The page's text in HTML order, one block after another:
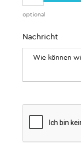
optional
Nachricht